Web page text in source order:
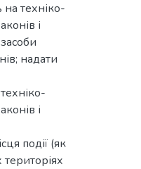
техніко-
і
надати
і
події (як